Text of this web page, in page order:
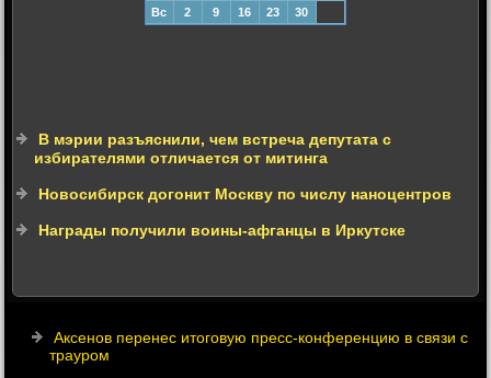
Вс
2 9 16 23 30
В мэрии разъяснили, чем встреча депутата с
избирателями отличается от митинга
Новосибирск догонит Москву по числу наноцентров
Награды получили воины-афганцы в Иркутске
Аксенов перенес итоговую пресс-конференцию в связи с
трауром